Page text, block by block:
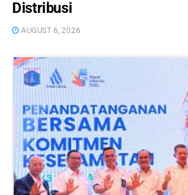
Distribusi
AUGUST 6, 2026